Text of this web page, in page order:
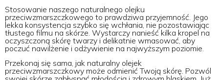
Stosowanie naszego naturalnego olejku
przeciwzmarszczkowego to prawdziwa przyjemność. Jego
lekka konsystencja szybko się wchłania, nie pozostawiając
tłustego filmu na skórze. Wystarczy nanieść kilka kropel na
oczyszczoną skórę twarzy i delikatnie wmasować, aby
poczuć nawilżenie i odżywienie na najwyższym poziomie.
Przekonaj się sama, jak naturalny olejek
przeciwzmarszczkowy może odmienić Twoją skórę. Pozwól